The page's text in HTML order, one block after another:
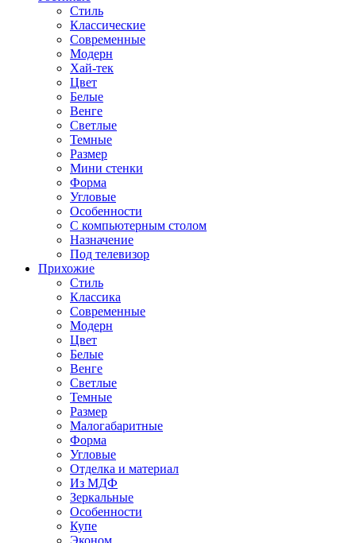
Стиль
Классические
Современные
Модерн
Хай-тек
Цвет
Белые
Венге
Светлые
Темные
Размер
Мини стенки
Форма
Угловые
Особенности
С компьютерным столом
Назначение
Под телевизор
Прихожие
Стиль
Классика
Современные
Модерн
Цвет
Белые
Венге
Светлые
Темные
Размер
Малогабаритные
Форма
Угловые
Отделка и материал
Из МДФ
Зеркальные
Особенности
Купе
Эконом